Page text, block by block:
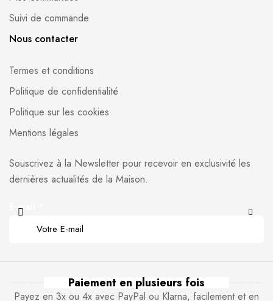
Suivi de commande
Nous contacter
Termes et conditions
Politique de confidentialité
Politique sur les cookies
Mentions légales
Souscrivez à la Newsletter pour recevoir en exclusivité les
dernières actualités de la Maison.
E-mail
Paiement en plusieurs fois
Payez en 3x ou 4x avec PayPal ou Klarna, facilement et en